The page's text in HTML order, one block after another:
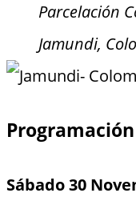
Parcelación
Jamundi,
Sábado 30